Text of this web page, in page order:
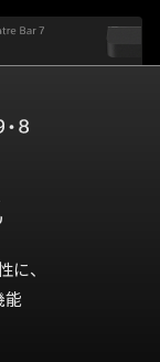
に、
能